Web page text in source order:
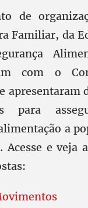
de
Familiar, da
com o
apresentaram
para
a
Acesse e veja